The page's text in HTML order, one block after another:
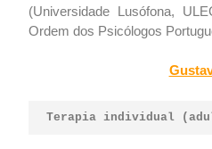
(Universidade Lusófona,
Ordem dos Psicólogos
Terapia individual